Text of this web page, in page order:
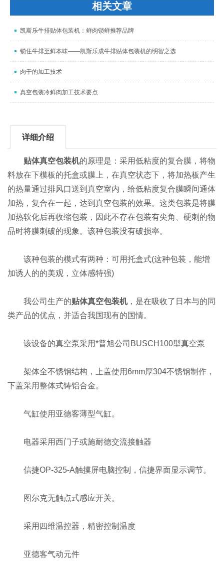
相关文章
凯斯乐牛排贴体包装机：鲜肉锁鲜推荐品牌
锁住牛排至鲜本味——凯斯乐成牛排贴体包装机的明智之选
肉干的加工技术
真空包装冷鲜肉加工技术要点
详细介绍
贴体真空包装机的原理是：采用低粘度的复合膜，将物
料放在下模板的托盒或膜上，在真空状态下，将加热板产生
的热量通过排风口送到真空室内，给低粘度复合膜瞬间通体
加热，复合在一起，达到真空包装的效果。这类包装是将膜
加热软化后再收缩包装，因此不存在包装有尖角、硬刺的物
品时将膜刺破的现象。该种包装没有破损率。
该种包装的模式有两种：可用托盒式(这种包装，能增
加诱人的的美观，立体感特强)
我公司生产的贴体真空包装机，是在吸收了日本与的同
类产品的优点，并适合我国现有的国情。
该设备的真空泵采用*普旭公司BUSCH100型真空泵
架体全不锈钢结构，上盖使用6mm厚304不锈钢制作，
下盖采用整体式铸铝合金。
气缸使用亚德客薄型气缸。
电器采用西门子或施耐德交流接触器
信捷OP-325-A触摸屏电脑控制，信捷界面显示调节。
图尔克无触点式感应开关。
采用四维温控器，精密控制温度
亚德客气动元件